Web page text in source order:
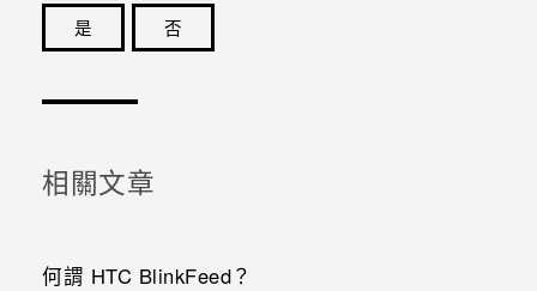
是
否
相關文章
何謂 HTC BlinkFeed？